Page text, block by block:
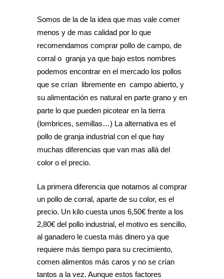
Somos de la de la idea que mas vale comer
menos y de mas calidad por lo que
recomendamos comprar pollo de campo, de
corral o granja ya que bajo estos nombres
podemos encontrar en el mercado los pollos
que se crían libremente en campo abierto, y
su alimentación es natural en parte grano y en
parte lo que pueden picotear en la tierra
(lombrices, semillas…) La alternativa es el
pollo de granja industrial con el que hay
muchas diferencias que van mas allá del
color o el precio.
La primera diferencia que notamos al comprar
un pollo de corral, aparte de su color, es el
precio. Un kilo cuesta unos 6,50€ frente a los
2,80€ del pollo industrial, el motivo es sencillo,
al ganadero le cuesta más dinero ya que
requiere más tiempo para su crecimiento,
comen alimentos más caros y no se crían
tantos a la vez. Aunque estos factores